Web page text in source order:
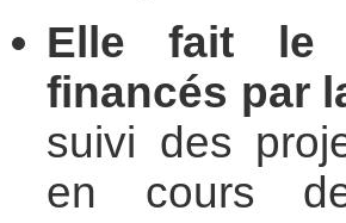
Elle fait le
financés par
suivi des
en cours